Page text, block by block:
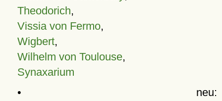
Theodorich,
Vissia von Fermo,
Wigbert,
Wilhelm von Toulouse,
Synaxarium
• neu: